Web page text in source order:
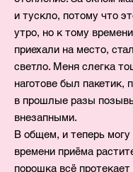
и тускло, потому что
утро, но к тому
приехали на место,
светло. Меня слегка
наготове был пакетик,
в прошлые разы
внезапными.
В общем, и теперь могу
времени приёма
порошка всё